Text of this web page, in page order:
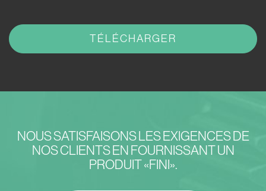
NOUS SATISFAISONS LES EXIGENCES DE
NOS CLIENTS EN FOURNISSANT UN
PRODUIT «FINI».